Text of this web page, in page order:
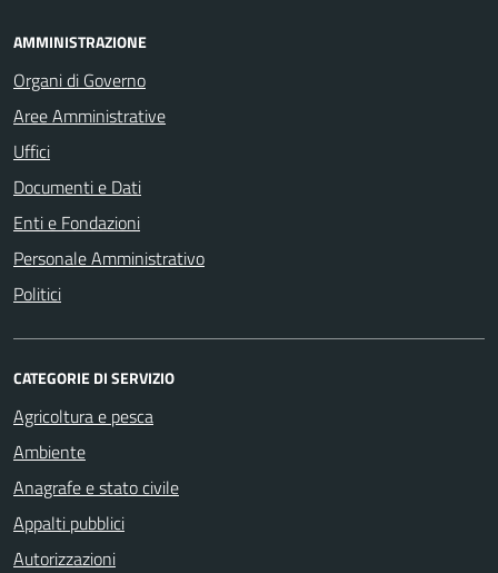
AMMINISTRAZIONE
Organi di Governo
Aree Amministrative
Uffici
Documenti e Dati
Enti e Fondazioni
Personale Amministrativo
Politici
CATEGORIE DI SERVIZIO
Agricoltura e pesca
Ambiente
Anagrafe e stato civile
Appalti pubblici
Autorizzazioni